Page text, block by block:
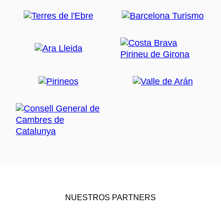
NUESTROS PARTNERS